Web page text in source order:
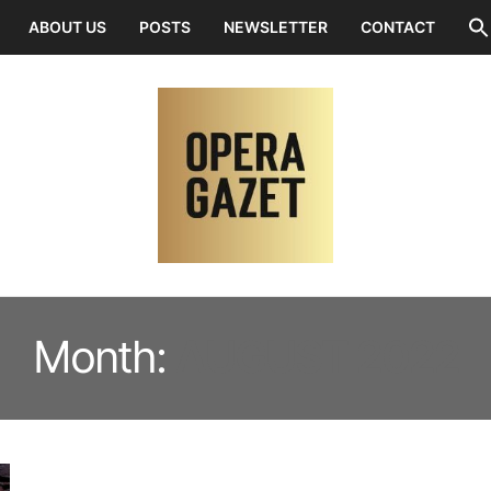
ABOUT US POSTS NEWSLETTER CONTACT
Month: